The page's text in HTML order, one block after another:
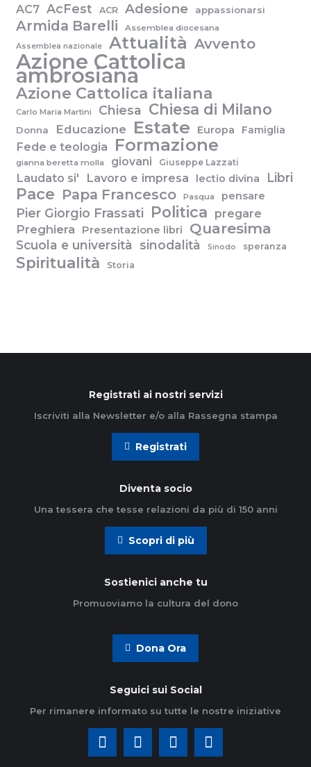
AC7 AcFest ACR Adesione appassionarsi
Armida Barelli Assemblea diocesana
Assemblea nazionale Attualità Avvento
Azione Cattolica
ambrosiana
Azione Cattolica italiana
Carlo Maria Martini Chiesa Chiesa di Milano
Donna Educazione Estate Europa Famiglia
Fede e teologia Formazione
gianna beretta molla giovani Giuseppe Lazzati
Laudato si' Lavoro e impresa lectio divina Libri
Pace Papa Francesco Pasqua pensare
Pier Giorgio Frassati Politica pregare
Preghiera
Presentazione libri Quaresima
Scuola e università sinodalità Sinodo speranza
Spiritualità Storia
Registrati ai nostri servizi
Iscriviti alla Newsletter e/o alla Rassegna stampa
Registrati
Diventa socio
Una tessera che tesse relazioni da più di 150 anni
Scopri di più
Sostienici anche tu
Promuoviamo la cultura del dono
Dona Ora
Seguici sui Social
Per rimanere informato su tutte le nostre iniziative